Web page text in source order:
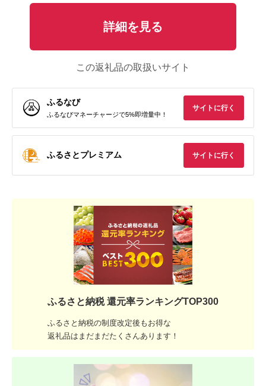
詳細を見る
この返礼品の取扱いサイト
ふるなび
ふるなびマネーチャージで5%即増量中！
サイトに行く
ふるさとプレミアム サイトに行く
ふるさと納税 還元率ランキングTOP300
ふるさと納税の制度改定後もお得な
返礼品はまだまだたくさんあります！